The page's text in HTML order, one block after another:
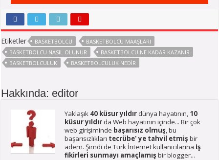
Etiketler BASKETBOLCU
BASKETBOLCU MAAŞLARI
BASKETBOLCU NASIL OLUNUR
BASKETBOLCU NE KADAR KAZANIR
BASKETBOLCULUK
BASKETBOLCULUK NEDIR
Hakkında: editor
Yaklaşık 40 küsur yıldır dünya hayatının, 10
küsur yıldır da Web hayatının içinde... Bir çok
web girişiminde başarısız olmuş, bu
başarısızlıkları tecrübe' ye tahvil etmiş bir
adem. Şimdi de Türk İnternet kullanıcılarına iş
fikirleri sunmayı amaçlamış bir blogger...